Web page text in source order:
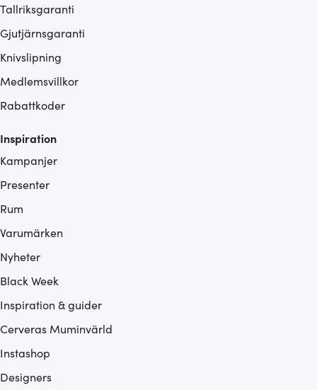
Tallriksgaranti
Gjutjärnsgaranti
Knivslipning
Medlemsvillkor
Rabattkoder
Inspiration
Kampanjer
Presenter
Rum
Varumärken
Nyheter
Black Week
Inspiration & guider
Cerveras Muminvärld
Instashop
Designers